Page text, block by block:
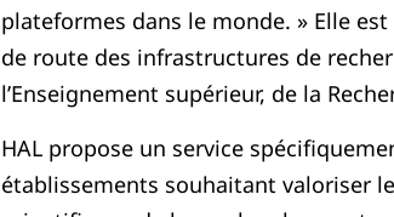
plateformes dans le monde. » Elle
de route des infrastructures de
l’Enseignement supérieur, de la
HAL propose un service
établissements souhaitant valoriser